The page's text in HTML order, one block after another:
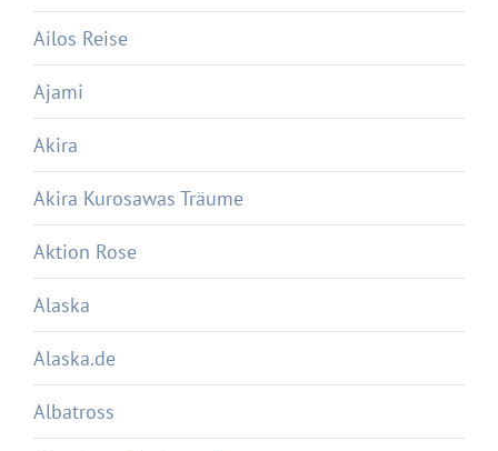
Ailos Reise
Ajami
Akira
Akira Kurosawas Träume
Aktion Rose
Alaska
Alaska.de
Albatross